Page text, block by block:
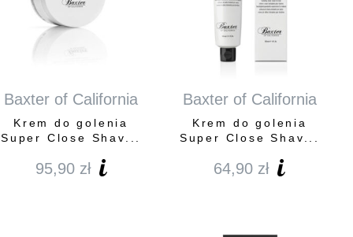
Baxter of California
Krem do golenia
Super Close Shav...
95,90 zł
Baxter of California
Krem do golenia
Super Close Shav...
64,90 zł